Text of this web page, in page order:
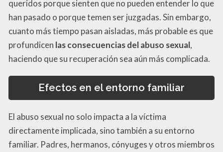
queridos porque sienten que no pueden entender lo que
han pasado o porque temen ser juzgadas. Sin embargo,
cuanto más tiempo pasan aisladas, más probable es que
profundicen las consecuencias del abuso sexual,
haciendo que su recuperación sea aún más complicada.
Efectos en el entorno familiar
El abuso sexual no solo impacta a la víctima
directamente implicada, sino también a su entorno
familiar. Padres, hermanos, cónyuges y otros miembros